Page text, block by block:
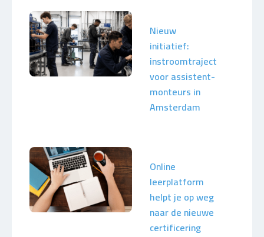
Nieuw
initiatief:
instroomtraject
voor assistent-
monteurs in
Amsterdam
Online
leerplatform
helpt je op weg
naar de nieuwe
certificering